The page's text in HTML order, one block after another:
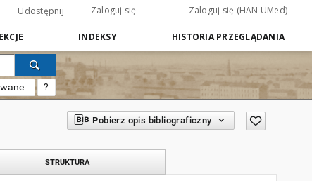
Udostępnij Zaloguj się Zaloguj się (HAN UMed)
INDEKSY HISTORIA PRZEGLĄDANIA
?
Pobierz opis bibliograficzny
STRUKTURA